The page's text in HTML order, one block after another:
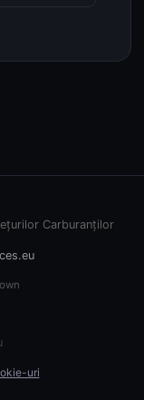
Carburanților
uri